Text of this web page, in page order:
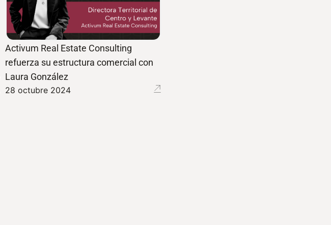
Activum Real Estate Consulting
refuerza su estructura comercial con
Laura González
28 octubre 2024